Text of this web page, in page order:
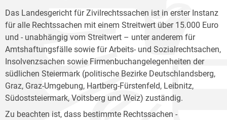
Das Landesgericht für Zivilrechtssachen ist in erster Instanz
für alle Rechtssachen mit einem Streitwert über 15.000 Euro
und - unabhängig vom Streitwert – unter anderem für
Amtshaftungsfälle sowie für Arbeits- und Sozialrechtsachen,
Insolvenzsachen sowie Firmenbuchangelegenheiten der
südlichen Steiermark (politische Bezirke Deutschlandsberg,
Graz, Graz-Umgebung, Hartberg-Fürstenfeld, Leibnitz,
Südoststeiermark, Voitsberg und Weiz) zuständig.
Zu beachten ist, dass bestimmte Rechtssachen -